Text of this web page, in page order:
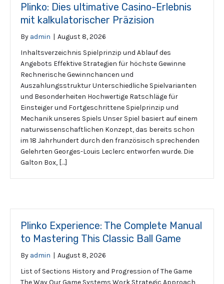
Plinko: Dies ultimative Casino-Erlebnis
mit kalkulatorischer Präzision
By admin | August 8, 2026
Inhaltsverzeichnis Spielprinzip und Ablauf des
Angebots Effektive Strategien für höchste Gewinne
Rechnerische Gewinnchancen und
Auszahlungsstruktur Unterschiedliche Spielvarianten
und Besonderheiten Hochwertige Ratschläge für
Einsteiger und Fortgeschrittene Spielprinzip und
Mechanik unseres Spiels Unser Spiel basiert auf einem
naturwissenschaftlichen Konzept, das bereits schon
im 18 Jahrhundert durch den französisch sprechenden
Gelehrten Georges-Louis Leclerc entworfen wurde. Die
Galton Box, […]
Plinko Experience: The Complete Manual
to Mastering This Classic Ball Game
By admin | August 8, 2026
List of Sections History and Progression of The Game
The Way Our Game Systems Work Strategic Approach